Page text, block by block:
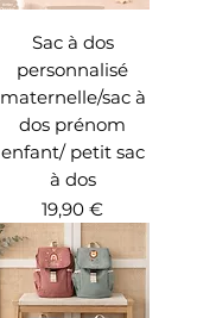
Sac à dos
personnalisé
maternelle/sac à
dos prénom
enfant/ petit sac
à dos
Prix
19,90 €